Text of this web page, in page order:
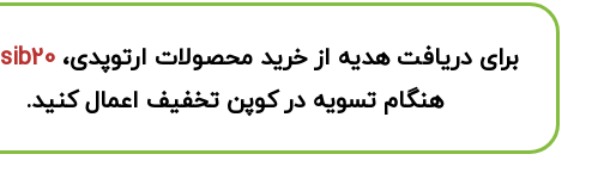
برای دریافت هدیه از خرید محصولات ارتوپدی، sib20
هنگام تسویه در کوپن تخفیف اعمال کنید.